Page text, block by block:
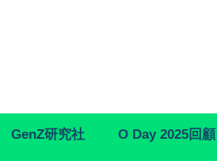
GenZ研究社 O Day 2025回顧